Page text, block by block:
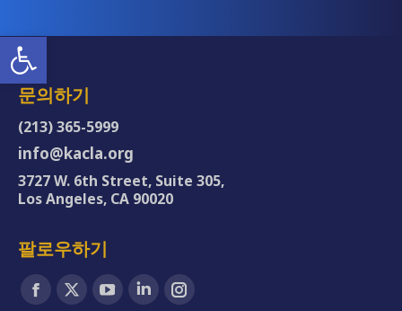
Open toolbar
문의하기
(213) 365-5999
info@kacla.org
3727 W. 6th Street, Suite 305,
Los Angeles, CA 90020
팔로우하기
Find us on:
Facebook
X
YouTubeLinkedinInstagram